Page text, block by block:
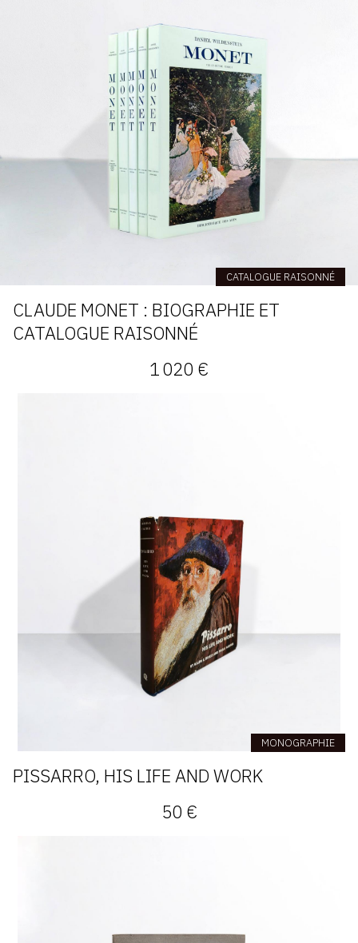
CATALOGUE RAISONNÉ
CLAUDE MONET : BIOGRAPHIE ET
CATALOGUE RAISONNÉ
1 020 €
MONOGRAPHIE
PISSARRO, HIS LIFE AND WORK
50 €